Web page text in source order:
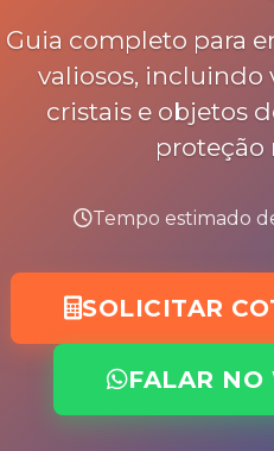
Guia completo para
valiosos, incluindo
cristais e objetos
proteção
Tempo estimado
SOLICITAR
FALAR NO